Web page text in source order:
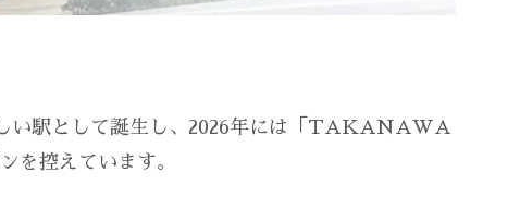
い駅として誕生し、2026年には「TAKANAWA
控えています。